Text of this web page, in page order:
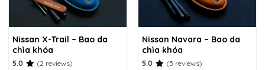
Nissan X-Trail – Bao da
chìa khóa
5.0 (2 reviews)
Nissan Navara – Bao da
chìa khóa
5.0 (5 reviews)